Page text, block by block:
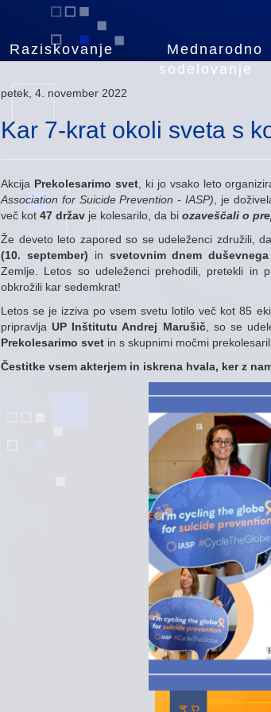
Raziskovanje
Mednarodno
sodelovanje
petek, 4. november 2022
Kar 7-krat okoli sveta s
Akcija Prekolesarimo svet, ki jo vsako leto
Association for Suicide Prevention - IASP) , je
več kot 47 držav je kolesarilo, da bi ozaveščali o
Že deveto leto zapored so se udeleženci združili,
(10. september) in svetovnim dnem
Zemlje. Letos so udeleženci prehodili, pretekli in
obkrožili kar sedemkrat!
Letos se je izziva po vsem svetu lotilo več kot 85
pripravljaUP Inštitutu Andrej Marušič, so se
Prekolesarimo svet in s skupnimi močmi
Čestitke vsem akterjem in iskrena hvala, ker z